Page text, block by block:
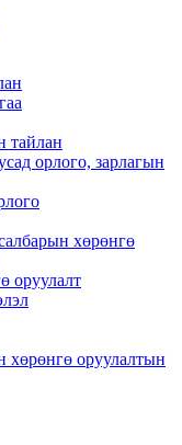
тайлан
орлого, зарлагын
хөрөнгө
оруулалт
хөрөнгө оруулалтын